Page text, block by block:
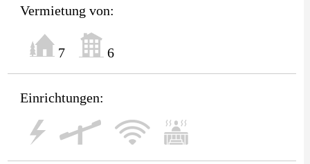
Vermietung von:
7 6
Einrichtungen: